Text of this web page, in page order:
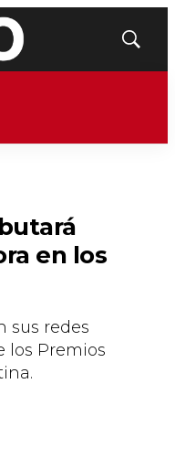
Mostrar
en los
sus redes
los Premios